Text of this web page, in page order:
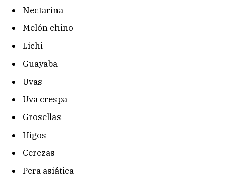
Nectarina
Melón chino
Lichi
Guayaba
Uvas
Uva crespa
Grosellas
Higos
Cerezas
Pera asiática